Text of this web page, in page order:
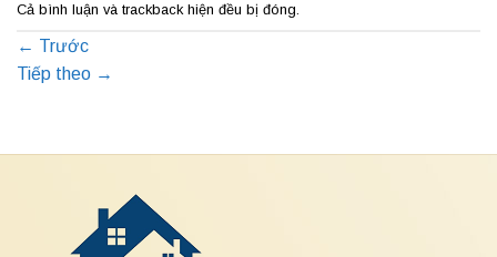
Cả bình luận và trackback hiện đều bị đóng.
← Trước
Tiếp theo →